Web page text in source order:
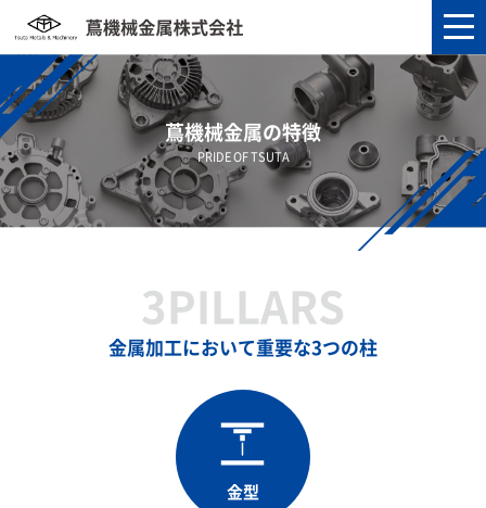
蔦機械金属の特徴
PRIDE OF TSUTA
3PILLARS
金属加工において重要な3つの柱
金型